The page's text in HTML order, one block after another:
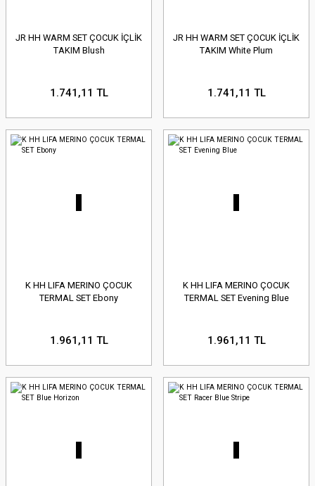
JR HH WARM SET ÇOCUK İÇLİK
TAKIM Blush
1.741,11 TL
JR HH WARM SET ÇOCUK İÇLİK
TAKIM White Plum
1.741,11 TL
K HH LIFA MERINO ÇOCUK
TERMAL SET Ebony
1.961,11 TL
K HH LIFA MERINO ÇOCUK
TERMAL SET Evening Blue
1.961,11 TL